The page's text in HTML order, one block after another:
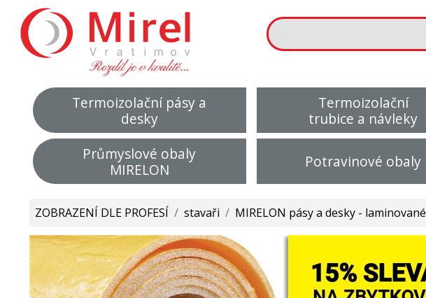
Termoizolační pásy a
desky
Termoizolační
trubice a návleky
Průmyslové obaly
MIRELON
Potravinové obaly
ZOBRAZENÍ DLE PROFESÍ / stavaři / MIRELON pásy a desky - laminované